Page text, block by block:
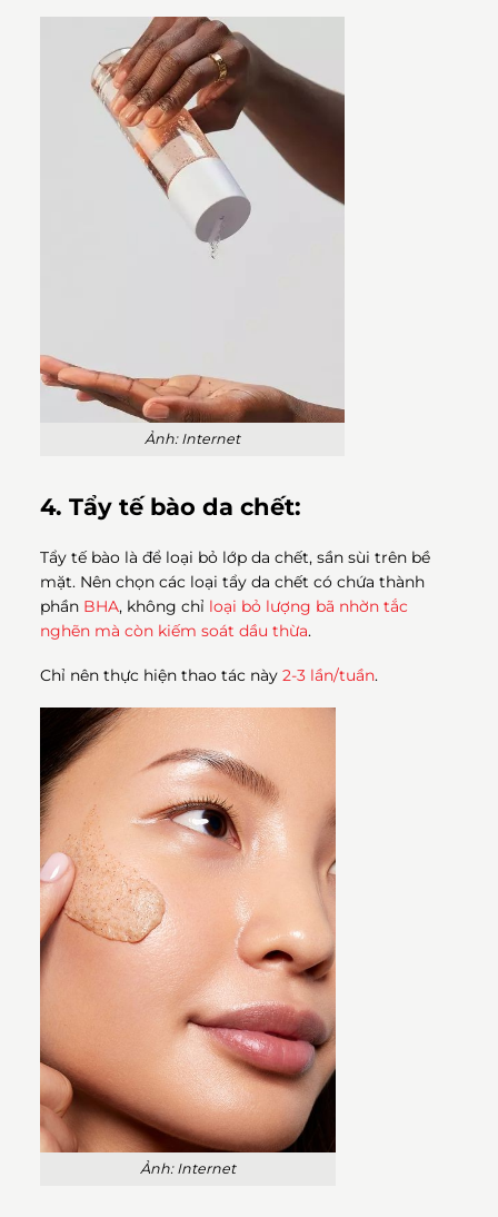
Ảnh: Internet
4. Tẩy tế bào da chết:
Tẩy tế bào là để loại bỏ lớp da chết, sần sùi trên bề
mặt. Nên chọn các loại tẩy da chết có chứa thành
phần BHA, không chỉ loại bỏ lượng bã nhờn tắc
nghẽn mà còn kiếm soát dầu thừa.
Chỉ nên thực hiện thao tác này2-3 lần/tuần.
Ảnh: Internet